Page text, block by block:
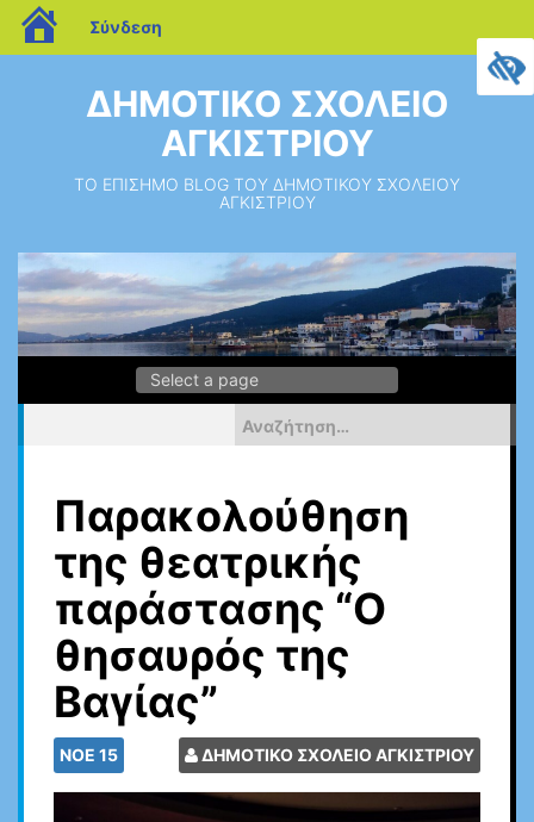
περιεχόμενοΔΗΜΟΤΙΚΟ ΣΧΟΛΕΙΟ
ΑΓΚΙΣΤΡΙΟΥ
ΤΟ ΕΠΙΣΗΜΟ BLOG ΤΟΥ ΔΗΜΟΤΙΚΟΥ ΣΧΟΛΕΙΟΥ
ΑΓΚΙΣΤΡΙΟΥ
για:
Παρακολούθηση
της θεατρικής
παράστασης “Ο
θησαυρός της
Βαγίας”
ΝΟΈ 15 ΔΗΜΟΤΙΚΟ ΣΧΟΛΕΙΟ ΑΓΚΙΣΤΡΙΟΥ
blogs.sch.gr
Σύνδεση